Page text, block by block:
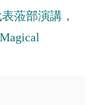
蒞部演講，